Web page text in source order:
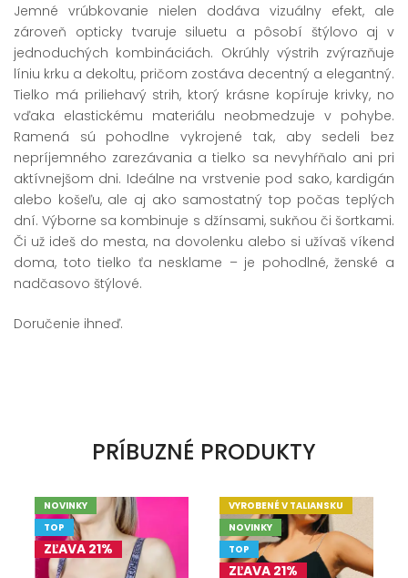
Jemné vrúbkovanie nielen dodáva vizuálny efekt, ale
zároveň opticky tvaruje siluetu a pôsobí štýlovo aj v
jednoduchých kombináciách. Okrúhly výstrih zvýrazňuje
líniu krku a dekoltu, pričom zostáva decentný a elegantný.
Tielko má priliehavý strih, ktorý krásne kopíruje krivky, no
vďaka elastickému materiálu neobmedzuje v pohybe.
Ramená sú pohodlne vykrojené tak, aby sedeli bez
nepríjemného zarezávania a tielko sa nevyhŕňalo ani pri
aktívnejšom dni. Ideálne na vrstvenie pod sako, kardigán
alebo košeľu, ale aj ako samostatný top počas teplých
dní. Výborne sa kombinuje s džínsami, sukňou či šortkami.
Či už ideš do mesta, na dovolenku alebo si užívaš víkend
doma, toto tielko ťa nesklame – je pohodlné, ženské a
nadčasovo štýlové.
Doručenie ihneď.
PRÍBUZNÉ PRODUKTY
NOVINKY
TOP
ZĽAVA 21%
VYROBENÉ V TALIANSKU
NOVINKY
TOP
ZĽAVA 21%